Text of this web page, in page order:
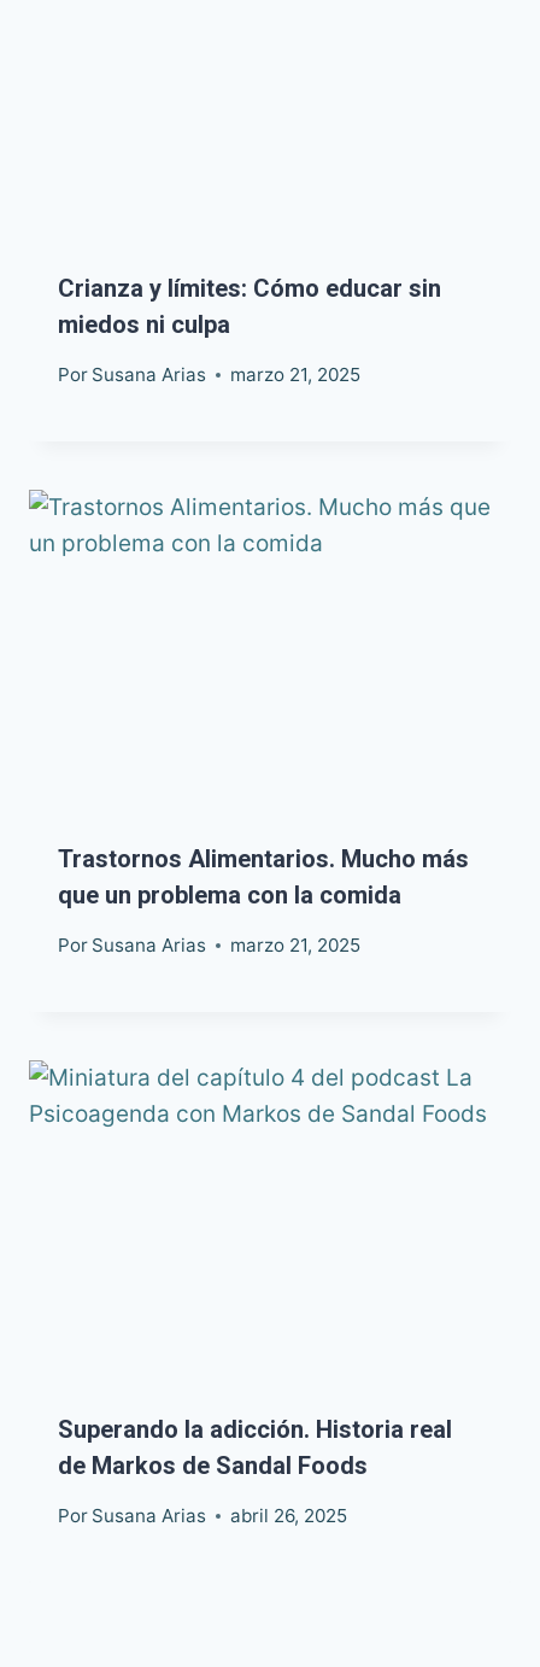
Crianza y límites: Cómo educar sin
miedos ni culpa
Por Susana Arias marzo 21, 2025
Trastornos Alimentarios. Mucho más
que un problema con la comida
Por Susana Arias marzo 21, 2025
Superando la adicción. Historia real
de Markos de Sandal Foods
Por Susana Arias abril 26, 2025